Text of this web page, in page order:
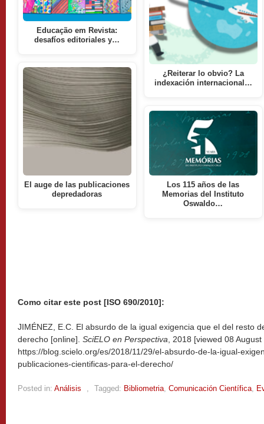
Educação em Revista:
desafíos editoriales y…
El auge de las publicaciones
depredadoras
¿Reiterar lo obvio? La
indexación internacional…
Los 115 años de las
Memorias del Instituto
Oswaldo…
Como citar este post [ISO 690/2010]:
JIMÉNEZ, E.C. El absurdo de la igual exigencia que el del resto
derecho [online]. SciELO en Perspectiva , 2018 [viewed 08
https://blog.scielo.org/es/2018/11/29/el-absurdo-de-la-igual-
publicaciones-cientificas-para-el-derecho/
Posted in: Análisis Tagged: Bibliometria Comunicación Científica